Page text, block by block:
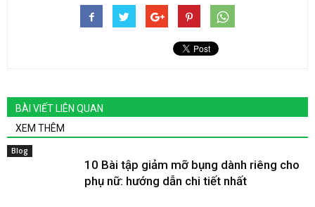
BÀI VIẾT LIÊN QUAN
XEM THÊM
Blog
10 Bài tập giảm mỡ bụng dành riêng cho
phụ nữ: hướng dẫn chi tiết nhất